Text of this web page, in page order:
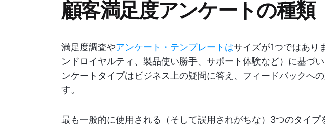
顧客満足度アンケートの種類
満足度調査やアンケート・テンプレートはサイズが1つではあり
ンドロイヤルティ、製品使い勝手、サポート体験など）に基づ
ンケートタイプはビジネス上の疑問に答え、フィードバックへ
す。
最も一般的に使用される（そして誤用されがちな）3つのタイプ